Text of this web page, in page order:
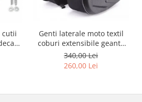
cutii
Genti laterale moto textil
coburi extensibile geanta
bagaj
340,00 Lei
260,00 Lei